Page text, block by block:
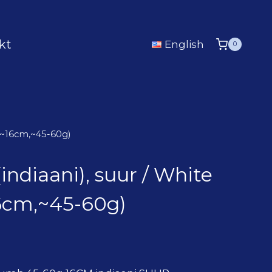
English 0
60g)
suur / White
60g)